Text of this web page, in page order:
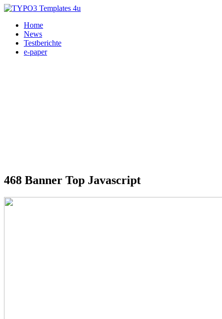
Home
News
Testberichte
e-paper
468 Banner Top Javascript